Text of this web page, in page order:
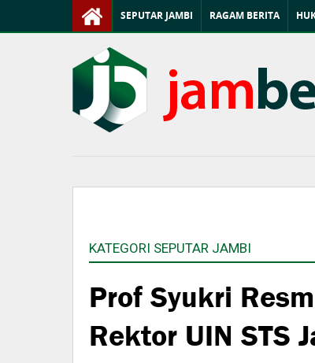
SEPUTAR JAMBI RAGAM BERITA
KATEGORI SEPUTAR JAMBI
Prof Syukri
Rektor UIN STS